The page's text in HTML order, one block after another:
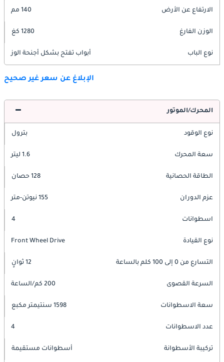
الارتفاع عن الأرض 140 مم
الوزن الفارغ 1280 كغ
نوع الباب أبواب تفتح بشكل أجنحة الوز
الإبلاغ عن سعر غير صحيح
المحرك/الموتور
نوع الوقود بترول
سعة المحرك 1.6 ليتر
الطاقة الحصانية 128 حصان
عزم الدوران 155 نيوتن-متر
اسطوانات 4
نوع القيادة Front Wheel Drive
التسارع من 0 إلى 100 كلم بالساعة 12 ثوانٍ
السرعة القصوى 200 كم/الساعة
سعة الاسطوانات 1598 سنتيمتر مكبع
عدد الاسطوانات 4
تركيبة الأسطوانة أسطوانات مستقيمة